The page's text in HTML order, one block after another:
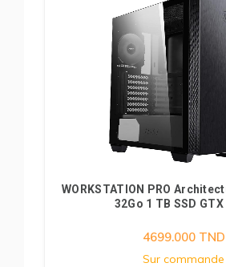
WORKSTATION PRO Architecture V2
32Go 1 TB SSD
4699.000TND
Sur commande